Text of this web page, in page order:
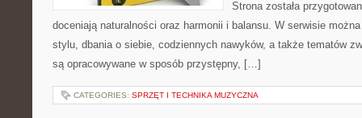
Strona została
doceniają naturalności oraz harmonii i balansu. W serwisie
stylu, dbania o siebie, codziennych nawyków, a także tematów
są opracowywane w sposób przystępny, […]
CATEGORIES: SPRZĘT I TECHNIKA MUZYCZNA